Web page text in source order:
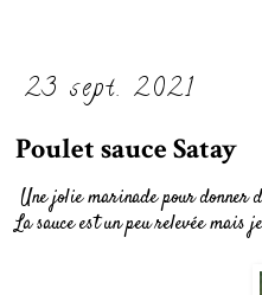
23 sept. 2021
Poulet sauce Satay
Une jolie marinade pour donner
La sauce est un peu relevée